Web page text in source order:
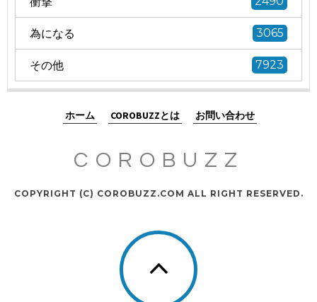
為になる 3065
その他 7923
ホーム COROBUZZとは お問い合わせ
COROBUZZ
COPYRIGHT (C) COROBUZZ.COM ALL RIGHT RESERVED.